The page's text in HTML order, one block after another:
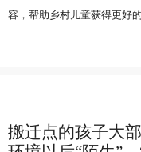
容，帮助乡村儿童获得更好
搬迁点的孩子大